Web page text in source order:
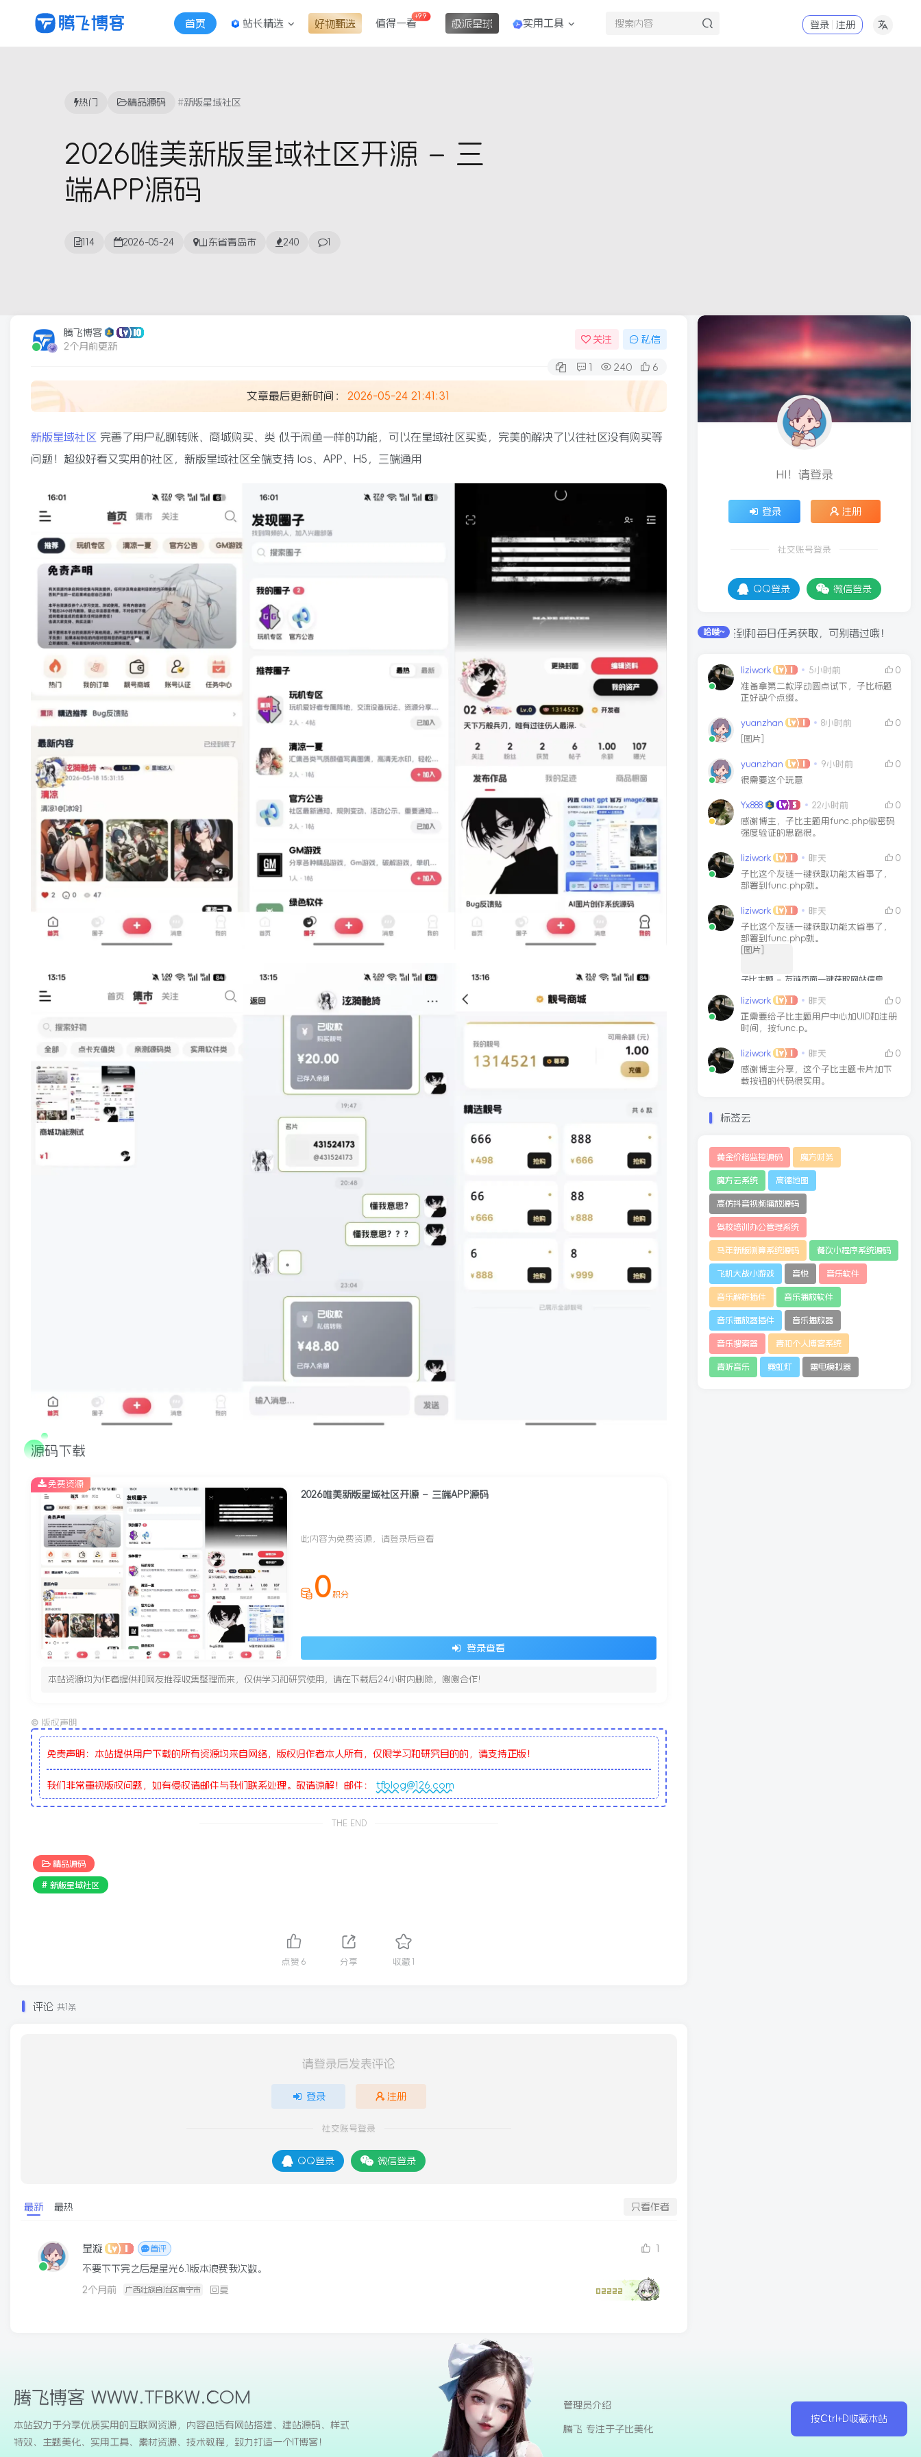
热门 精品源码 新版星域社区
2026唯美新版星域社区开源 – 三
端APP源码
114 2026-05-24 山东省青岛市 240
首页 站长精选 好物甄选 值得一看
+99
极派星球 实用工具 登录 注册
腾飞博客
2个月前更新
关注 私信
1 240 6
文章最后更新时间： 2026-05-24 21:41:31
新版星域社区 完善了用户私聊转账、商城购买、类 似于闲鱼一样的功能，可以在星域社区买卖，完美的解决了以往社区没有购买等
问题！超级好看又实用的社区，新版星域社区全端支持 Ios、APP、H5，三端通用
源码下载
2026唯美新版星域社区开源 – 三端APP源码
此内容为免费资源，请登录后查看
0 积分
登录查看
本站资源均为作者提供和网友推荐收集整理而来，仅供学习和研究使用，请在下载后24小时内删除，谢谢合作!
免费资源
© 版权声明
免责声明：本站提供用户下载的所有资源均来自网络，版权归作者本人所有，仅限学习和研究目的的，请支持正版！
我们非常重视版权问题，如有侵权请邮件与我们联系处理。敬请谅解！邮件： tfblog@126.com
THE END
精品源码
# 新版星域社区
点赞 6 分享 收藏 1
评论 共1条
请登录后发表评论
登录 注册
社交账号登录
QQ登录 微信登录
最新 最热 只看作者
星漩 首评 1
不要下下完之后是星光6.1版本浪费我次数。
2个月前 广西壮族自治区南宁市 回复 02222
HI！请登录
登录 注册
社交账号登录
QQ登录 微信登录
哈喽~
全站积分可通过签到和每日任务获取，可别错过哦！
liziwork 5小时前
0
准备拿第二款浮动圆点试下，子比标题
正好缺个点缀。
yuanzhan 8小时前
0
[图片]
yuanzhan 9小时前
0
很需要这个玩意
Yx888 22小时前
0
感谢博主，子比主题用func.php做密码
强度验证的思路很。
liziwork 昨天
0
子比这个友链一键获取功能太省事了，
部署到func.php就。
liziwork 昨天
0
子比这个友链一键获取功能太省事了，
部署到func.php就。
[图片]
子比主题 – 友链页面一键获取网站信息
liziwork 昨天
0
正需要给子比主题用户中心加UID和注册
时间，按func.p。
liziwork 昨天
0
感谢博主分享，这个子比主题卡片加下
载按钮的代码很实用。
标签云
黄金价格监控源码 魔方财务
魔方云系统 高德地图
高仿抖音视频播放源码
驾校培训办公管理系统
马年新版测算系统源码 餐饮小程序系统源码
飞机大战小游戏 音悦 音乐软件
音乐解析插件 音乐播放软件
音乐播放器插件 音乐播放器
音乐搜索器 青和个人博客系统
青听音乐 霓虹灯 雷电模拟器
腾飞博客 WWW.TFBKW.COM
本站致力于分享优质实用的互联网资源，内容包括有网站搭建、建站源码、样式
特效、主题美化、实用工具、素材资源、技术教程，致力打造一个IT博客！
按Ctrl+D收藏本站
管理员介绍
腾飞 专注于子比美化